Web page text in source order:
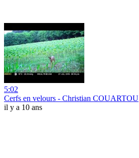
5:02
Cerfs en velours - Christian COUARTOU
il y a 10 ans